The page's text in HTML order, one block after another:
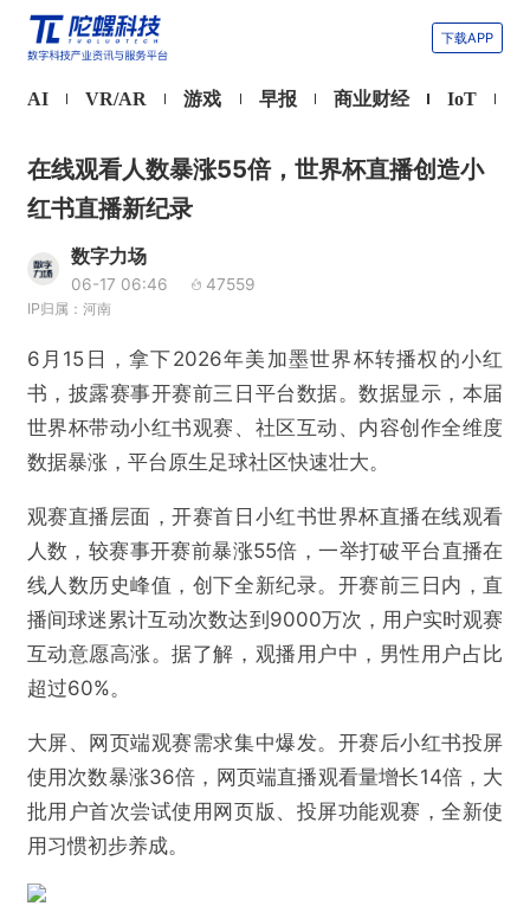
下载APP
AI VR/AR 游戏 早报 商业财经 IoT
在线观看人数暴涨55倍，世界杯直播创造小
红书直播新纪录
数字力场
06-17 06:46 47559
IP归属：河南
6月15日，拿下2026年美加墨世界杯转播权的小红
书，披露赛事开赛前三日平台数据。数据显示，本届
世界杯带动小红书观赛、社区互动、内容创作全维度
数据暴涨，平台原生足球社区快速壮大。
观赛直播层面，开赛首日小红书世界杯直播在线观看
人数，较赛事开赛前暴涨55倍，一举打破平台直播在
线人数历史峰值，创下全新纪录。开赛前三日内，直
播间球迷累计互动次数达到9000万次，用户实时观赛
互动意愿高涨。据了解，观播用户中，男性用户占比
超过60%。
大屏、网页端观赛需求集中爆发。开赛后小红书投屏
使用次数暴涨36倍，网页端直播观看量增长14倍，大
批用户首次尝试使用网页版、投屏功能观赛，全新使
用习惯初步养成。